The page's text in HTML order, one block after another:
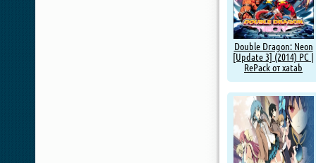
Double Dragon: Neon
[Update 3] (2014) PC |
RePack от xatab